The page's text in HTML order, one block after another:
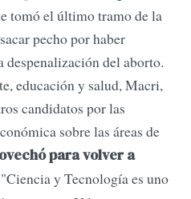
tomó el último tramo de la
pecho por haber
despenalización del aborto.
educación y salud, Macri,
candidatos por las
sobre las áreas de
para volver a
"Ciencia y Tecnología es uno